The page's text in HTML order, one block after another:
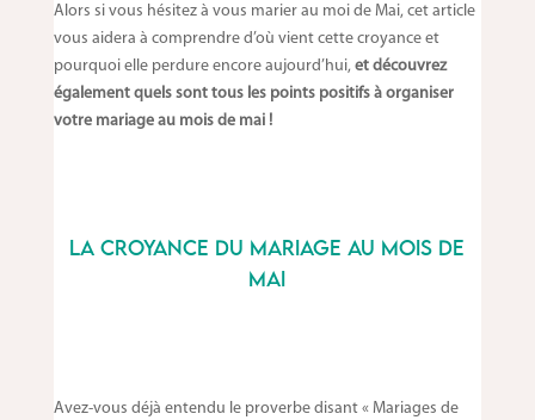
Alors si vous hésitez à vous marier au moi de Mai, cet article
vous aidera à comprendre d’où vient cette croyance et
pourquoi elle perdure encore aujourd’hui, et découvrez
également quels sont tous les points positifs à organiser
votre mariage au mois de mai !
La croyance du mariage au mois de
Mai
Avez-vous déjà entendu le proverbe disant « Mariages de